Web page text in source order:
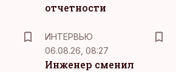
отчетности
ИНТЕРВЬЮ
06.08.26, 08:27
Инженер сменил